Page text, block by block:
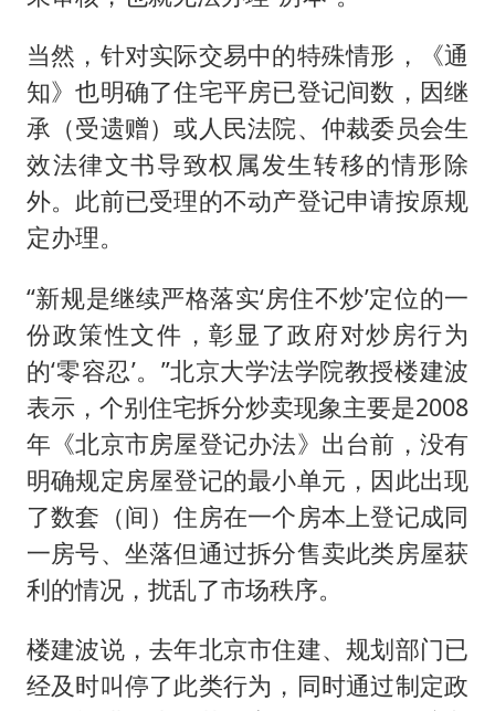
当然，针对实际交易中的特殊情形，《通
知》也明确了住宅平房已登记间数，因继
承（受遗赠）或人民法院、仲裁委员会生
效法律文书导致权属发生转移的情形除
外。此前已受理的不动产登记申请按原规
定办理。
“新规是继续严格落实‘房住不炒’定位的一
份政策性文件，彰显了政府对炒房行为
的‘零容忍’。”北京大学法学院教授楼建波
表示，个别住宅拆分炒卖现象主要是2008
年《北京市房屋登记办法》出台前，没有
明确规定房屋登记的最小单元，因此出现
了数套（间）住房在一个房本上登记成同
一房号、坐落但通过拆分售卖此类房屋获
利的情况，扰乱了市场秩序。
楼建波说，去年北京市住建、规划部门已
经及时叫停了此类行为，同时通过制定政